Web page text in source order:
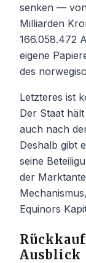
senken —
Milliarden
166.058.472
eigene
des
Letzteres ist
Der Staat
auch nach
Deshalb gibt
seine
der
Equinors
Ausblick